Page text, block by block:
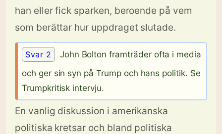
han eller fick sparken, beroende på vem
som berättar hur uppdraget slutade.
Svar 2
John Bolton framträder ofta i media
och ger sin syn på Trump och hans politik. Se
Trumpkritisk intervju.
En vanlig diskussion i amerikanska
politiska kretsar och bland politiska